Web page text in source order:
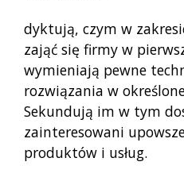
dyktują, czym w
zająć się firmy w
wymieniają pewne
rozwiązania w
Sekundują im w tym
zainteresowani
produktów i usług.